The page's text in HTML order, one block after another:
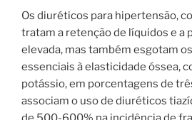
Os diuréticos para hipertensão,
tratam a retenção de líquidos e a
elevada, mas também esgotam
essenciais à elasticidade óssea,
potássio, em porcentagens de
associam o uso de diuréticos